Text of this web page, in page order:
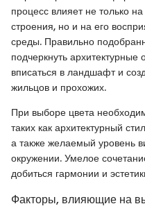
процесс влияет не только
строения, но и на его
среды. Правильно
подчеркнуть
вписаться в ландшафт и
жильцов и прохожих.
При выборе цвета
таких как архитектурный
а также желаемый уровень
окружении. Умелое
добиться гармонии и
Факторы, влияющие на